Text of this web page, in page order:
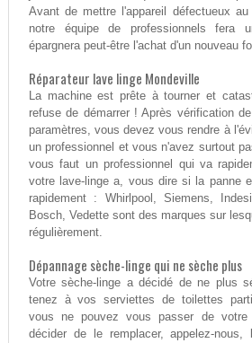
Avant de mettre l'appareil défectueux au
notre équipe de professionnels fera
épargnera peut-être l'achat d'un nouveau
Réparateur lave linge Mondeville
La machine est prête à tourner et
refuse de démarrer ! Après vérification
paramètres, vous devez vous rendre à
un professionnel et vous n'avez surtout
vous faut un professionnel qui va
votre lave-linge a, vous dire si la panne
rapidement : Whirlpool, Siemens,
Bosch, Vedette sont des marques sur
régulièrement.
Dépannage sèche-linge qui ne sèche plus
Votre sèche-linge a décidé de ne plus
tenez à vos serviettes de toilettes
vous ne pouvez vous passer de votre
décider de le remplacer, appelez-